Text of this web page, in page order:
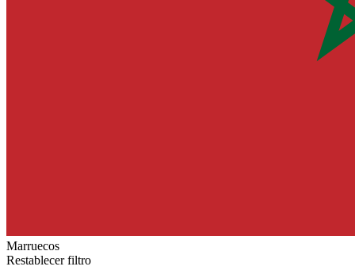
Marruecos
Restablecer filtro